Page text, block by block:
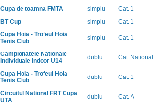
Cupa de toamna FMTA simplu Cat. 1
BT Cup simplu Cat. 1
Cupa Hoia - Trofeul Hoia
Tenis Club
simplu Cat. 1
Campionatele Nationale
Individuale Indoor U14
dublu Cat. National
Cupa Hoia - Trofeul Hoia
Tenis Club
dublu Cat. 1
Circuitul National FRT Cupa
UTA
dublu Cat. A